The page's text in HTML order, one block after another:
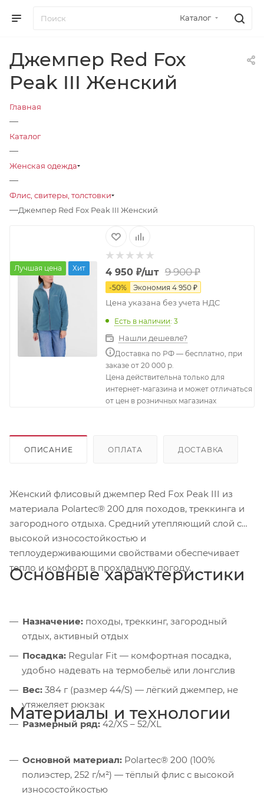
Каталог
Джемпер Red Fox
Peak III Женский
Главная
—
Каталог
—
Женская одежда
—
Флис, свитеры, толстовки
—Джемпер Red Fox Peak III Женский
Лучшая цена Хит 4 950₽/шт 9 900₽
-50% Экономия 4 950₽
Цена указана без учета НДС
Есть в наличии: 3
Нашли дешевле?
Доставка по РФ — бесплатно, при
заказе от 20 000 р.
Цена действительна только для
интернет-магазина и может отличаться
от цен в розничных магазинах
ОПИСАНИЕ ОПЛАТА ДОСТАВКА
Женский флисовый джемпер Red Fox Peak III из
материала Polartec® 200 для походов, треккинга и
загородного отдыха. Средний утепляющий слой с
высокой износостойкостью и
теплоудерживающими свойствами обеспечивает
тепло и комфорт в прохладную погоду.
Основные характеристики
Назначение: походы, треккинг, загородный
отдых, активный отдых
Посадка: Regular Fit — комфортная посадка,
удобно надевать на термобельё или лонгслив
Вес: 384 г (размер 44/S) — лёгкий джемпер, не
утяжеляет рюкзак
Размерный ряд: 42/XS – 52/XL
Материалы и технологии
Основной материал: Polartec® 200 (100%
полиэстер, 252 г/м²) — тёплый флис с высокой
износостойкостью